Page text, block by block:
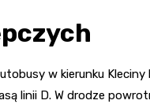
w kierunku
linii D. W drodze